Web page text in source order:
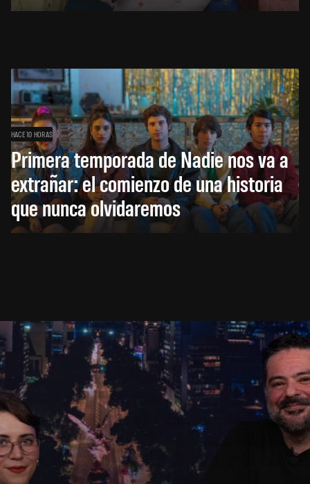
HACE 10 HORAS
Primera temporada de Nadie nos va a
extrañar: el comienzo de una historia
que nunca olvidaremos